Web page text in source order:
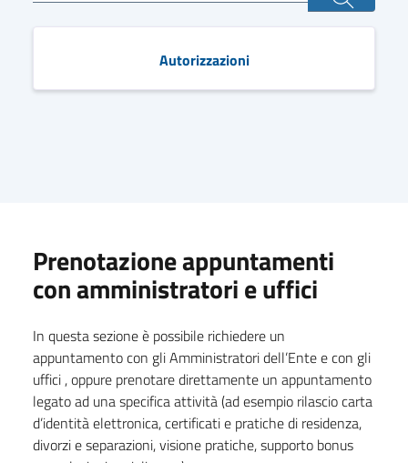
Autorizzazioni
Prenotazione appuntamenti
con amministratori e uffici
In questa sezione è possibile richiedere un
appuntamento con gli Amministratori dell’Ente e con gli
uffici , oppure prenotare direttamente un appuntamento
legato ad una specifica attività (ad esempio rilascio carta
d’identità elettronica, certificati e pratiche di residenza,
divorzi e separazioni, visione pratiche, supporto bonus